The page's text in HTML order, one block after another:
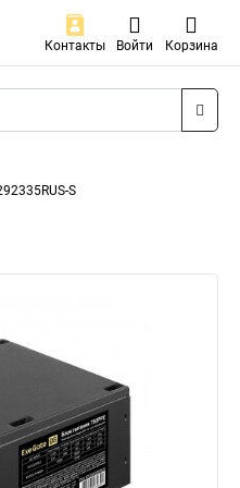
Контакты Войти Корзина
S